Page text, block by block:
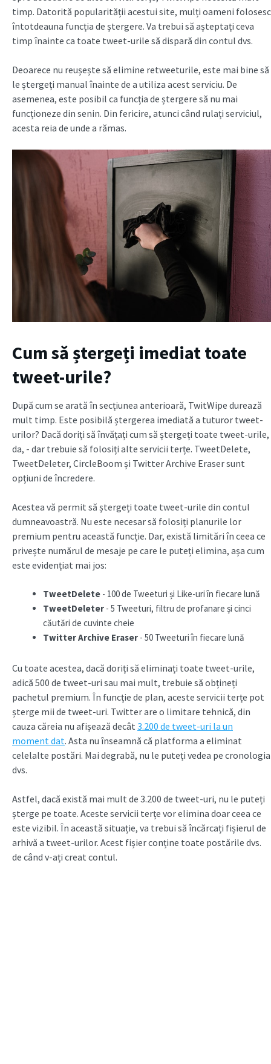
timp. Datorită popularității acestui site, mulți oameni folosesc
întotdeauna funcția de ștergere. Va trebui să așteptați ceva
timp înainte ca toate tweet-urile să dispară din contul dvs.
Deoarece nu reușește să elimine retweeturile, este mai bine să
le ștergeți manual înainte de a utiliza acest serviciu. De
asemenea, este posibil ca funcția de ștergere să nu mai
funcționeze din senin. Din fericire, atunci când rulați serviciul,
acesta reia de unde a rămas.
Cum să ștergeți imediat toate
tweet-urile?
După cum se arată în secțiunea anterioară, TwitWipe durează
mult timp. Este posibilă ștergerea imediată a tuturor tweet-
urilor? Dacă doriți să învățați cum să ștergeți toate tweet-urile,
da, - dar trebuie să folosiți alte servicii terțe. TweetDelete,
TweetDeleter, CircleBoom și Twitter Archive Eraser sunt
opțiuni de încredere.
Acestea vă permit să ștergeți toate tweet-urile din contul
dumneavoastră. Nu este necesar să folosiți planurile lor
premium pentru această funcție. Dar, există limitări în ceea ce
privește numărul de mesaje pe care le puteți elimina, așa cum
este evidențiat mai jos:
TweetDelete - 100 de Tweeturi și Like-uri în fiecare lună
TweetDeleter - 5 Tweeturi, filtru de profanare și cinci
căutări de cuvinte cheie
Twitter Archive Eraser - 50 Tweeturi în fiecare lună
Cu toate acestea, dacă doriți să eliminați toate tweet-urile,
adică 500 de tweet-uri sau mai mult, trebuie să obțineți
pachetul premium. În funcție de plan, aceste servicii terțe pot
șterge mii de tweet-uri. Twitter are o limitare tehnică, din
cauza căreia nu afișează decât 3.200 de tweet-uri la un
moment dat. Asta nu înseamnă că platforma a eliminat
celelalte postări. Mai degrabă, nu le puteți vedea pe cronologia
dvs.
Astfel, dacă există mai mult de 3.200 de tweet-uri, nu le puteți
șterge pe toate. Aceste servicii terțe vor elimina doar ceea ce
este vizibil. În această situație, va trebui să încărcați fișierul de
arhivă a tweet-urilor. Acest fișier conține toate postările dvs.
de când v-ați creat contul.